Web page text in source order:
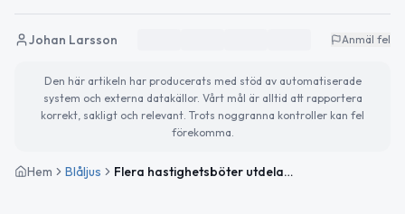
Johan Larsson Anmäl fel
Den här artikeln har producerats med stöd av automatiserade
system och externa datakällor. Vårt mål är alltid att rapportera
korrekt, sakligt och relevant. Trots noggranna kontroller kan fel
förekomma.
Hem Blåljus Flera hastighetsböter utdelade vid trafikkontroller i Norrbotten